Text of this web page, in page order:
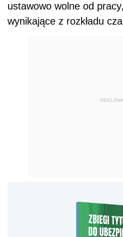
ustawowo wolne od
wynikające z rozkładu